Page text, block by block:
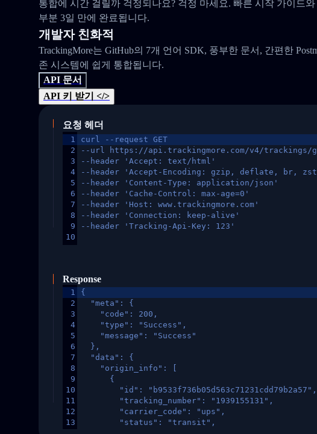
통합에 시간 걸릴까 걱정되나요? 걱정 마세요. 빠른 시작 가이드와
부분 3일 만에 완료됩니다.
개발자 친화적
TrackingMore는 GitHub의 7개 언어 SDK, 풍부한 문서, 간편한
존 시스템에 쉽게 통합됩니다.
API 문서
API 키 받기 </>
요청 헤더
1
2
3
4
5
6
7
8
9
10
curl --request GET
--url https://api.trackingmore.com/v4/trackings/
--header 'Accept: text/html'
--header 'Accept-Encoding: gzip, deflate, br,
--header 'Content-Type: application/json'
--header 'Cache-Control: max-age=0'
--header 'Host: www.trackingmore.com'
--header 'Connection: keep-alive'
--header 'Tracking-Api-Key: 123'
Response
1
2
3
4
5
6
7
8
9
10
11
12
13
{
  "meta": {
    "code": 200,
    "type": "Success",
    "message": "Success"
  },
  "data": {
    "origin_info": [
      {
        "id": "b9533f736b05d563c71231cdd79b2a57",
        "tracking_number": "1939155131",
        "carrier_code": "ups",
        "status": "transit",